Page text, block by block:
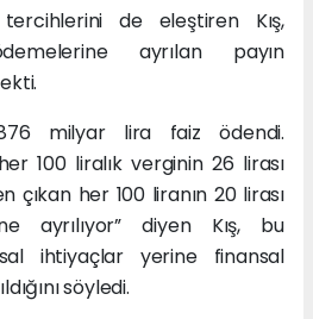
de eleştiren Kış,
ayrılan payın
milyar lira faiz ödendi.
100 liralık verginin 26 lirası
çıkan her 100 liranın 20 lirası
ayrılıyor” diyen Kış, bu
ihtiyaçlar yerine finansal
söyledi.